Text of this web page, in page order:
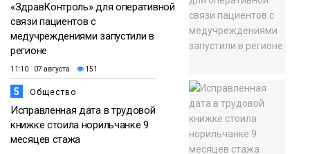
«ЗдравКонтроль» для оперативной
связи пациентов с
медучреждениями запустили в
регионе
11:10 07 августа 151
5 Общество
Исправленная дата в трудовой
книжке стоила норильчанке 9
месяцев стажа